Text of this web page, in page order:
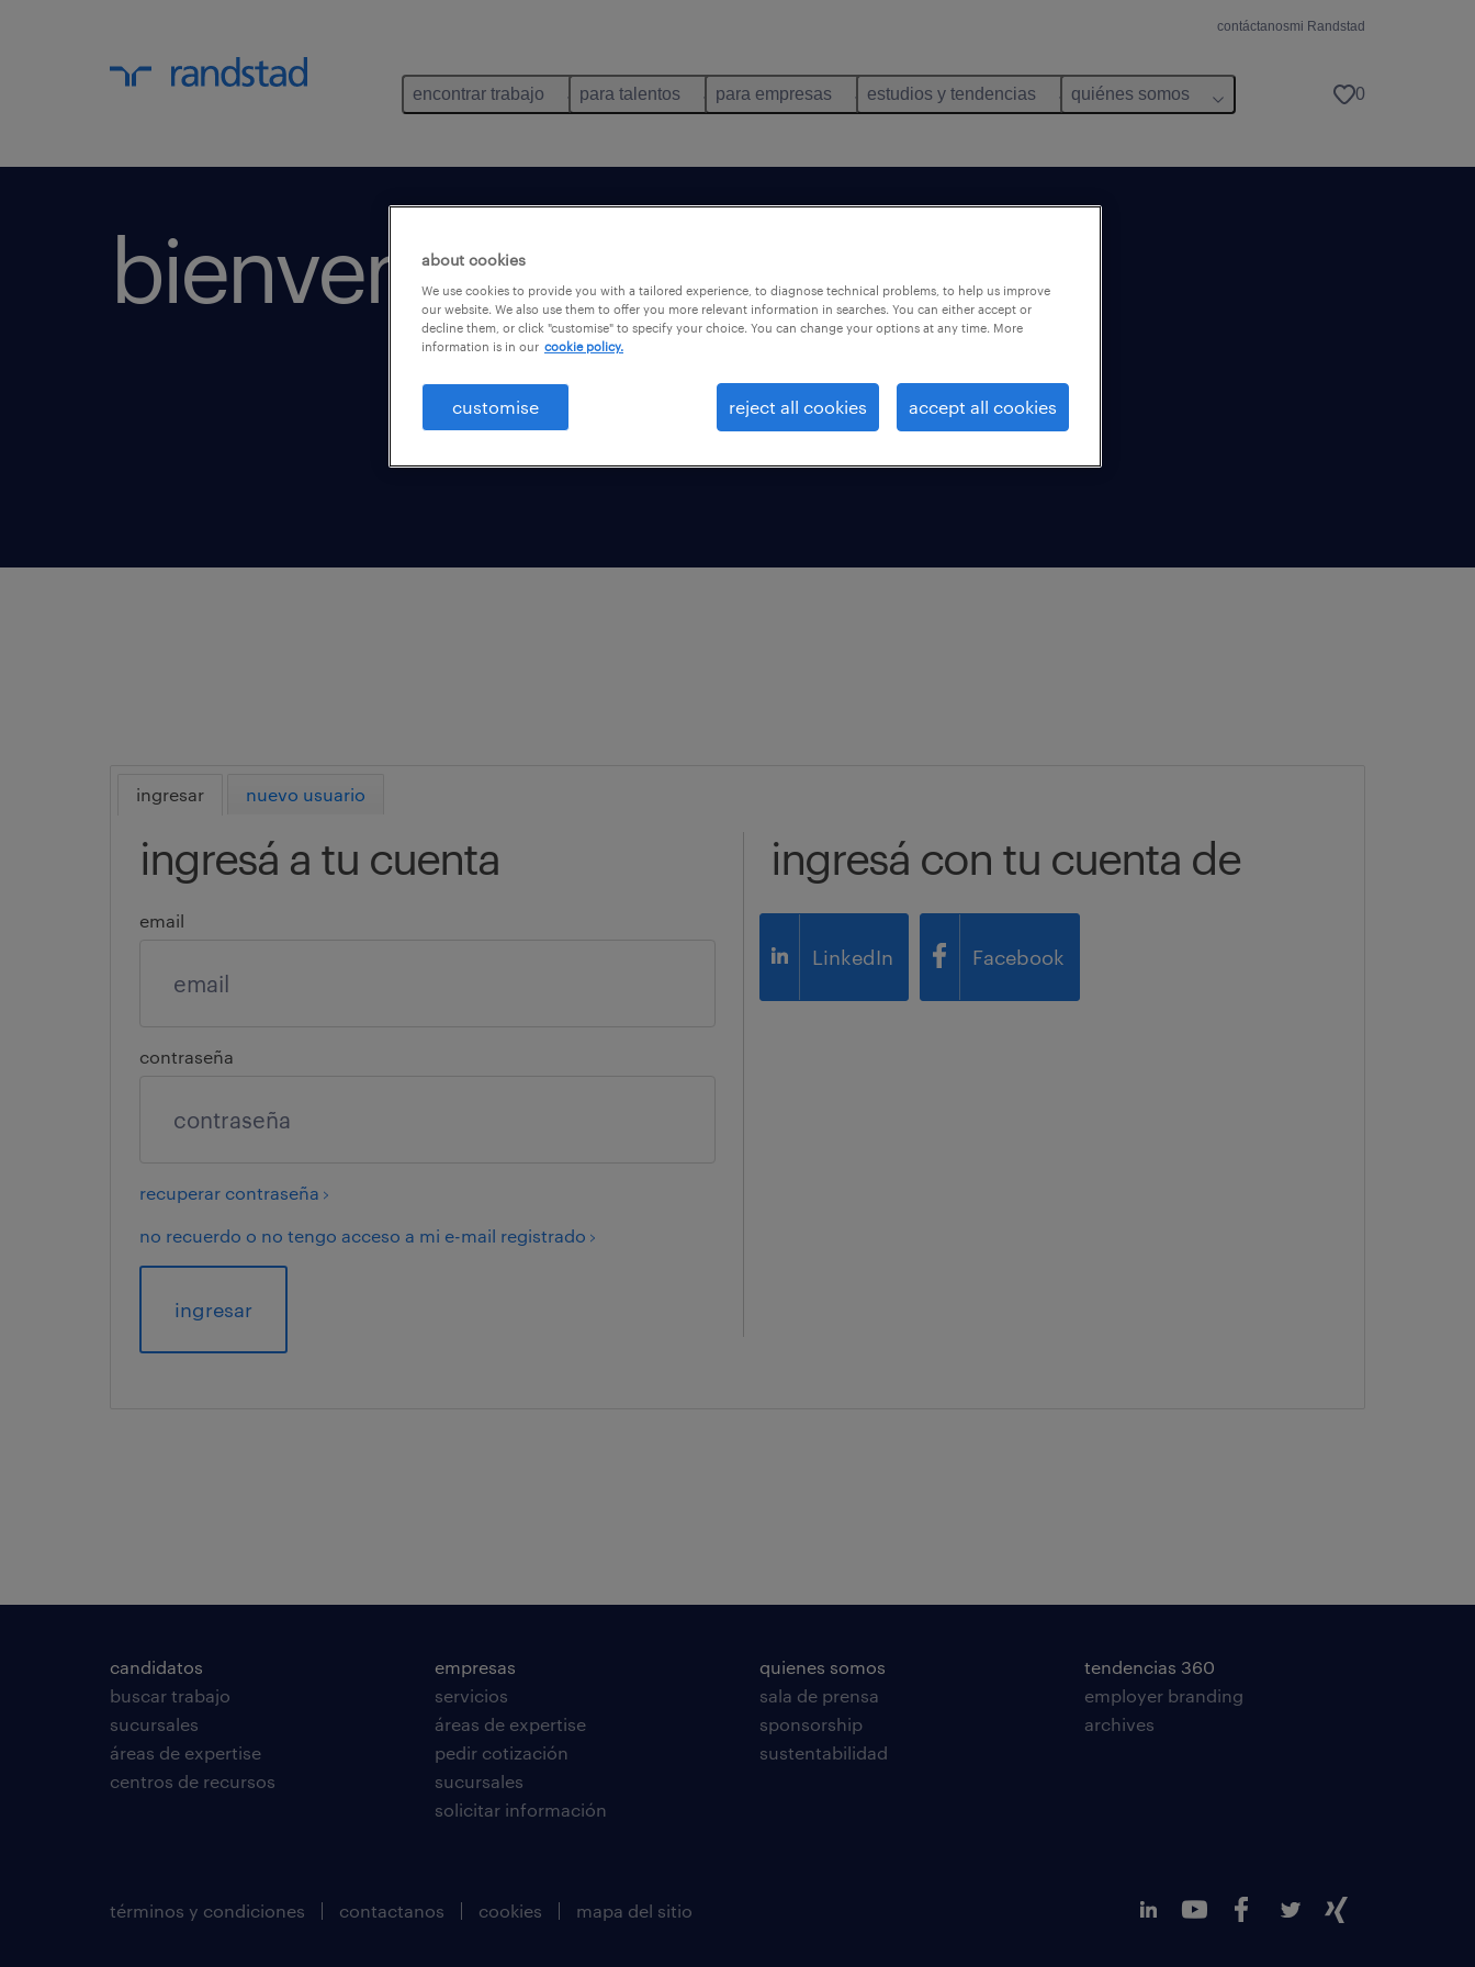
contáctanosmi Randstad
encontrar trabajo para talentos para empresas estudios y tendencias quiénes somos 0
bienvenido a mi randstad
ingresar nuevo usuario
ingresá a tu cuenta
email
contraseña
recuperar contraseña
no recuerdo o no tengo acceso a mi e-mail registrado
ingresar
ingresá con tu cuenta de
LinkedIn Facebook
candidatos
buscar trabajo
sucursales
áreas de expertise
centros de recursos
empresas
servicios
áreas de expertise
pedir cotización
sucursales
solicitar información
quienes somos
sala de prensa
sponsorship
sustentabilidad
tendencias 360
employer branding
archives
términos y condiciones contactanos cookies mapa del sitio
about cookies
We use cookies to provide you with a tailored experience, to diagnose technical problems, to help us improve
our website. We also use them to offer you more relevant information in searches. You can either accept or
decline them, or click "customise" to specify your choice. You can change your options at any time. More
information is in our cookie policy.
customise reject all cookies accept all cookies